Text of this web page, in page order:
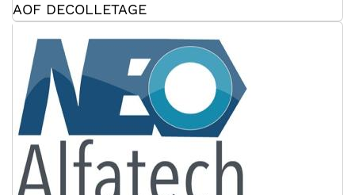
AOF DECOLLETAGE